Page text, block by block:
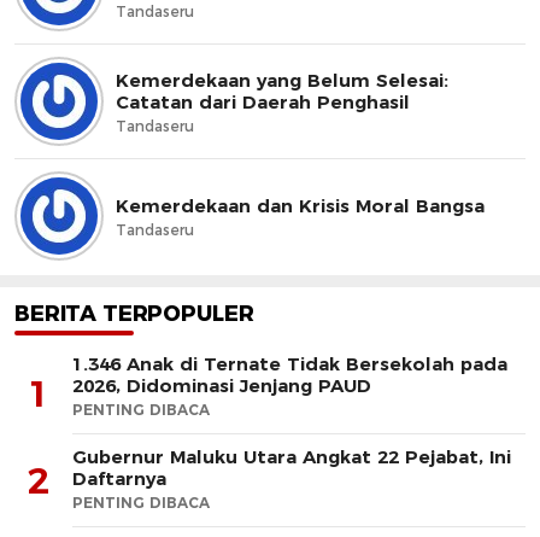
Tandaseru
Kemerdekaan yang Belum Selesai:
Catatan dari Daerah Penghasil
Tandaseru
Kemerdekaan dan Krisis Moral Bangsa
Tandaseru
BERITA TERPOPULER
1
1.346 Anak di Ternate Tidak Bersekolah pada
2026, Didominasi Jenjang PAUD
PENTING DIBACA
2
Gubernur Maluku Utara Angkat 22 Pejabat, Ini
Daftarnya
PENTING DIBACA